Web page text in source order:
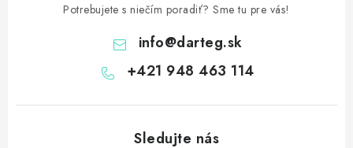
Potrebujete s niečím poradiť? Sme tu pre vás!
info@darteg.sk
+421 948 463 114